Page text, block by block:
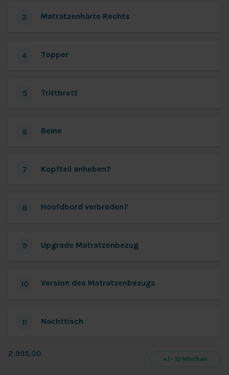
3 Matratzenhärte Rechts
4 Topper
5 Trittbrett
6 Beine
7 Kopfteil anheben?
8 Hoofdbord verbreden?
9 Upgrade Matratzenbezug
10 Version des Matratzenbezugs
11 Nachttisch
2.995,00
+/- 12 Wochen